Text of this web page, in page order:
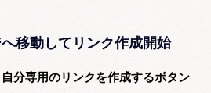
移動してリンク作成開始
自分専用のリンクを作成するボタン